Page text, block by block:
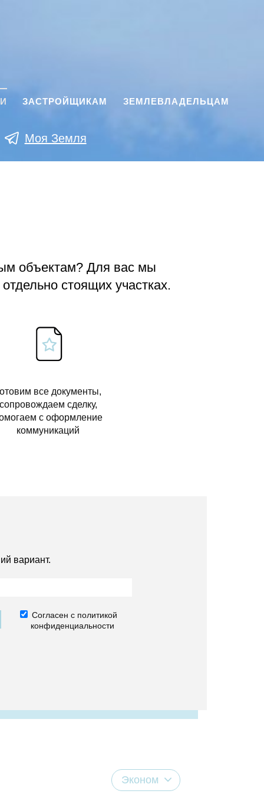
ЗАСТРОЙЩИКАМ ЗЕМЛЕВЛАДЕЛЬЦАМ
Моя Земля
объектам? Для вас мы
стоящих участках.
все документы,
сделку,
с оформление
коммуникаций
вариант.
Согласен с политикой
конфиденциальности
Эконом